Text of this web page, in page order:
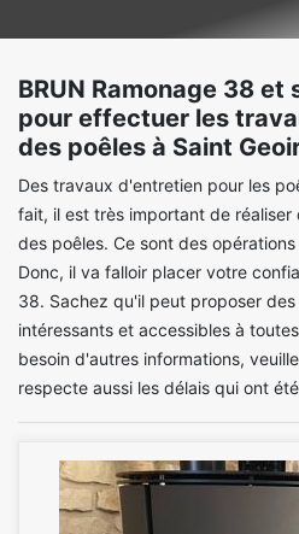
BRUN Ramonage 38
pour effectuer les
des poêles à Saint
Des travaux d'entretien pour les
fait, il est très important de
des poêles. Ce sont des
Donc, il va falloir placer votre
38. Sachez qu'il peut proposer
intéressants et accessibles à
besoin d'autres informations,
respecte aussi les délais qui ont